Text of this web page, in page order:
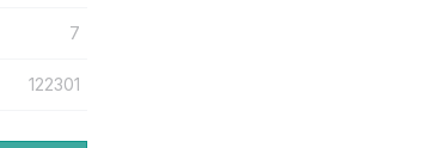
7
122301